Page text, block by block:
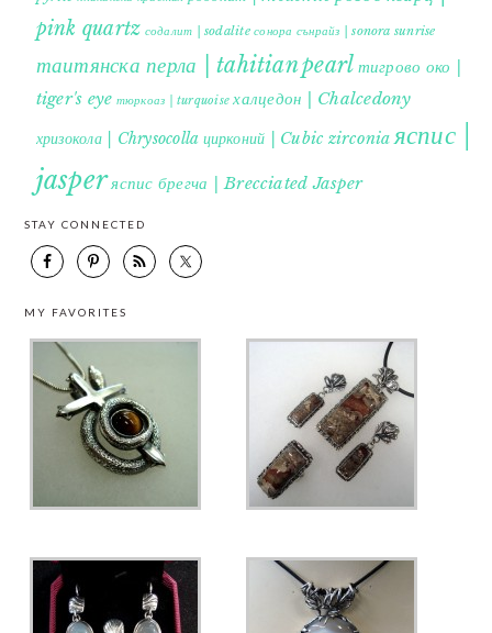
pink quartz содалит | sodalite сонора сънрайз | sonora sunrise
таитянска перла | tahitian pearl тигрово око |
tiger's eye тюркоаз | turquoise халцедон | Chalcedony
хризокола | Chrysocolla цирконий | Cubic zirconia яспис |
jasperяспис брегча | Brecciated Jasper
STAY CONNECTED
MY FAVORITES